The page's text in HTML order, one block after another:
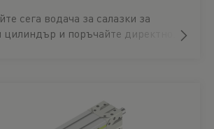
сега водача за салазки за
цилиндър и поръчайте директно.